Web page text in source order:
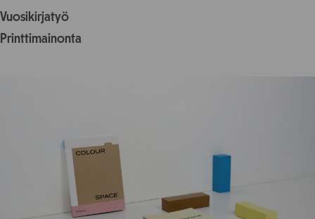
Vuosikirjatyö
Printtimainonta